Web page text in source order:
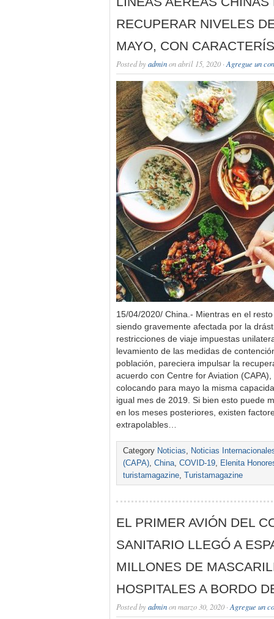
RECUPERAR NIVELES
MAYO, CON
Posted byadminon abril 15, 2020 · Agregue un
15/04/2020/ China.- Mientras en el
siendo gravemente afectada por la
restricciones de viaje impuestas
levamiento de las medidas de
población, pareciera impulsar la
acuerdo con Centre for Aviation
colocando para mayo la misma
igual mes de 2019. Si bien esto puede
en los meses posteriores, existen
extrapolables…
Category Noticias, Noticias
(CAPA), China, COVID-19, Elenita
turistamagazine, Turistamagazine
EL PRIMER AVIÓN DEL
SANITARIO LLEGÓ A
MILLONES DE
HOSPITALES A BORDO
Posted byadminon marzo 30, 2020 · Agregue un